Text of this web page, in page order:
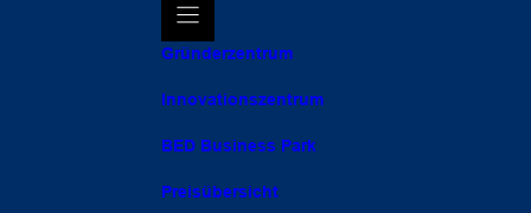
Gründerzentrum
Innovationszentrum
BED Business Park
Preisübersicht